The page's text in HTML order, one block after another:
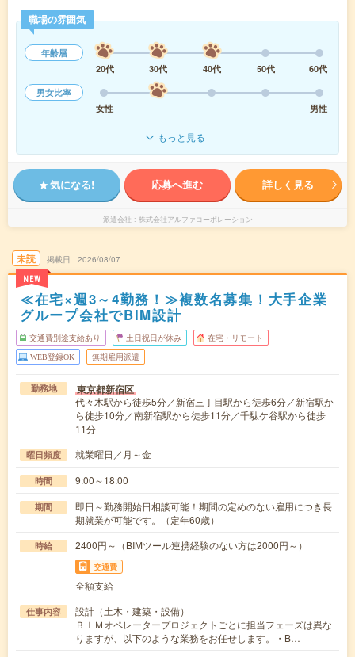
職場の雰囲気
年齢層
20代
30代 40代 50代
60代
男女比率
女性
男性
もっと見る
気になる! 応募へ進む 詳しく見る
派遣会社 株式会社アルファコーポレーション
未読
NEW
掲載日 2026/08/07
≪在宅×週3～4勤務！≫複数名募集！大手企業
グループ会社でBIM設計
交通費別途支給あり 土日祝日が休み 在宅・リモート
WEB登録OK 無期雇用派遣
勤務地 東京都新宿区
代々木駅から徒歩5分／新宿三丁目駅から徒歩6分／新宿駅か
ら徒歩10分／南新宿駅から徒歩11分／千駄ケ谷駅から徒歩
11分
曜日頻度 就業曜日／月～金
時間 9:00～18:00
期間
即日～勤務開始日相談可能！期間の定めのない雇用につき長
期就業が可能です。（定年60歳）
時給 2400円～（BIMツール連携経験のない方は2000円～）
交通費
全額支給
仕事内容
設計（土木・建築・設備）
ＢＩＭオペレータープロジェクトごとに担当フェーズは異な
りますが、以下のような業務をお任せします。・B…